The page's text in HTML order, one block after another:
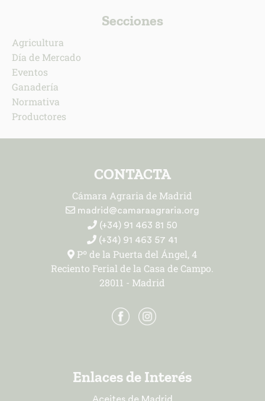
Secciones
Agricultura
Día de Mercado
Eventos
Ganadería
Normativa
Productores
CONTACTA
Cámara Agraria de Madrid
madrid@camaraagraria.org
(+34) 91 463 81 50
(+34) 91 463 57 41
Pº de la Puerta del Ángel, 4
Reciento Ferial de la Casa de Campo.
28011 - Madrid
Enlaces de Interés
Aceites de Madrid